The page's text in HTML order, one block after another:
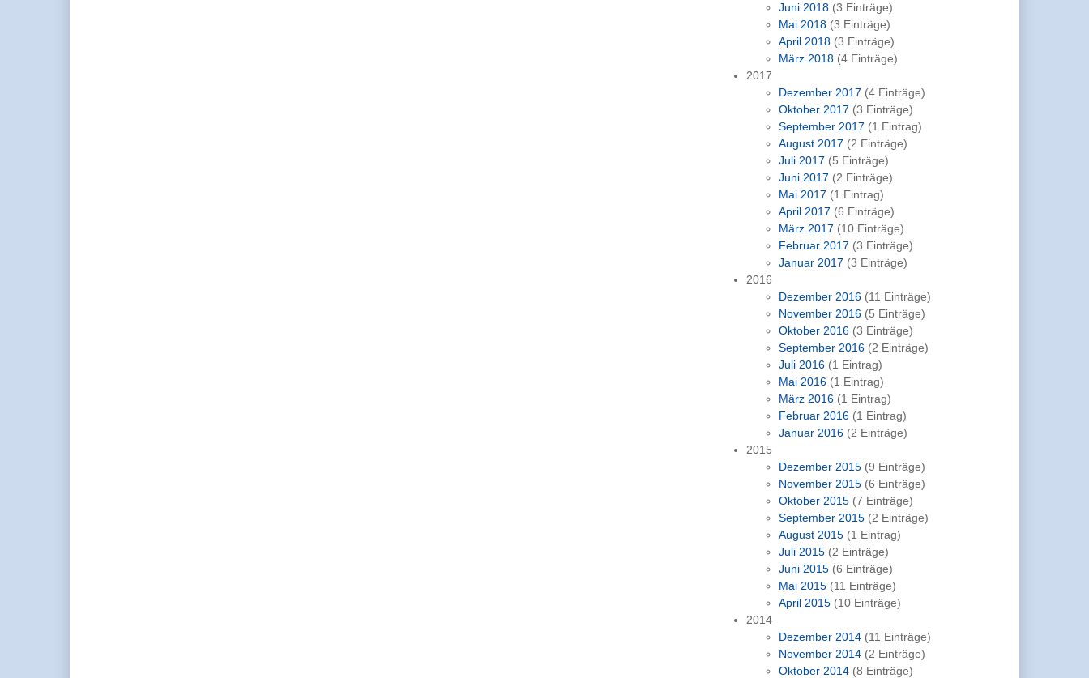
Juni 2018 (3 Einträge)
Mai 2018 (3 Einträge)
April 2018 (3 Einträge)
März 2018 (4 Einträge)
2017
Dezember 2017 (4 Einträge)
Oktober 2017 (3 Einträge)
September 2017 (1 Eintrag)
August 2017 (2 Einträge)
Juli 2017 (5 Einträge)
Juni 2017 (2 Einträge)
Mai 2017 (1 Eintrag)
April 2017 (6 Einträge)
März 2017 (10 Einträge)
Februar 2017 (3 Einträge)
Januar 2017 (3 Einträge)
2016
Dezember 2016 (11 Einträge)
November 2016 (5 Einträge)
Oktober 2016 (3 Einträge)
September 2016 (2 Einträge)
Juli 2016 (1 Eintrag)
Mai 2016 (1 Eintrag)
März 2016 (1 Eintrag)
Februar 2016 (1 Eintrag)
Januar 2016 (2 Einträge)
2015
Dezember 2015 (9 Einträge)
November 2015 (6 Einträge)
Oktober 2015 (7 Einträge)
September 2015 (2 Einträge)
August 2015 (1 Eintrag)
Juli 2015 (2 Einträge)
Juni 2015 (6 Einträge)
Mai 2015 (11 Einträge)
April 2015 (10 Einträge)
2014
Dezember 2014 (11 Einträge)
November 2014 (2 Einträge)
Oktober 2014 (8 Einträge)